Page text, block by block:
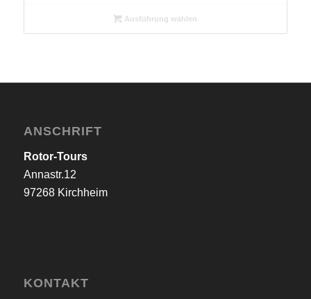
Ausführung wählen
ANSCHRIFT
Rotor-Tours
Annastr.12
97268 Kirchheim
KONTAKT